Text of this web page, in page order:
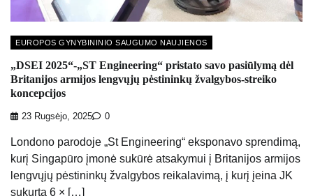
EUROPOS GYNYBININIO SAUGUMO NAUJIENOS
„DSEI 2025“-„ST Engineering“ pristato savo pasiūlymą dėl
Britanijos armijos lengvųjų pėstininkų žvalgybos-streiko
koncepcijos
23 Rugsėjo, 2025 0
Londono parodoje „St Engineering“ eksponavo sprendimą,
kurį Singapūro įmonė sukūrė atsakymui į Britanijos armijos
lengvųjų pėstininkų žvalgybos reikalavimą, į kurį įeina JK
sukurta 6 × […]